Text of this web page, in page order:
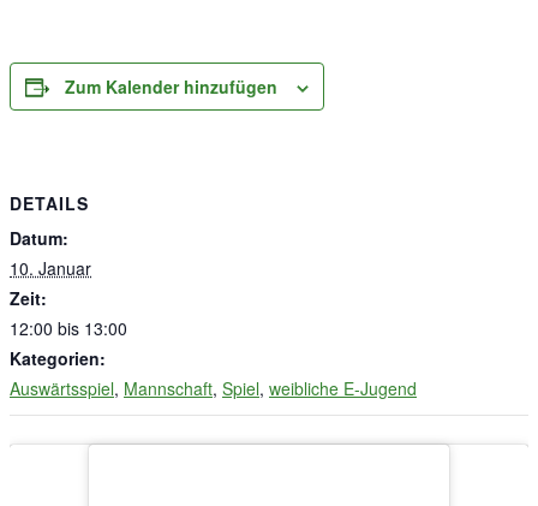
Zum Kalender hinzufügen
DETAILS
Datum:
10. Januar
Zeit:
12:00 bis 13:00
Kategorien:
Auswärtsspiel, Mannschaft, Spiel, weibliche E-Jugend